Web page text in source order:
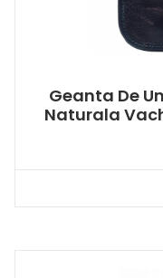
Geanta De
Naturala